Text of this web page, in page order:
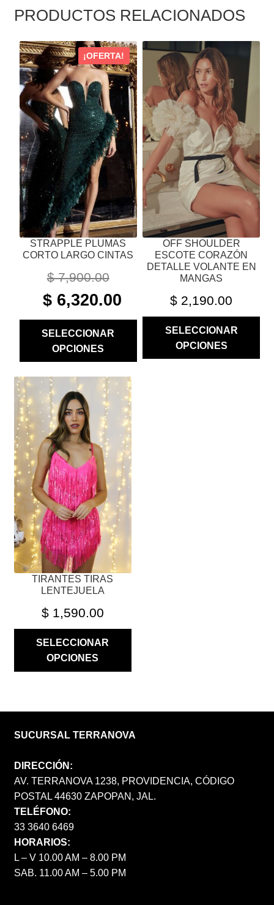
PRODUCTOS RELACIONADOS
STRAPPLE PLUMAS
CORTO LARGO CINTAS
¡OFERTA!
$7,900.00
ORIGINAL
PRICE
$ 7,900.00.
$6,320.00CURRENT
SELECCIONAR
OPCIONES
ESTE
PRODUCTO
TIENE
MÚLTIPLES
VARIANTES.
LAS
OPCIONES
SE
PUEDEN
ELEGIR
EN
LA
PÁGINA
DE
OFF SHOULDER
ESCOTE CORAZÓN
DETALLE VOLANTE EN
MANGAS
$ 2,190.00
SELECCIONAR
OPCIONES
ESTE
PRODUCTO
TIENE
MÚLTIPLES
VARIANTES.
LAS
OPCIONES
SE
PUEDEN
ELEGIR
EN
PÁGINA
PRODUCTO
TIRANTES TIRAS
LENTEJUELA
$1,590.00
SELECCIONAR
OPCIONES
ESTE
PRODUCTO
TIENE
MÚLTIPLES
VARIANTES.
LAS
OPCIONES
SE
PUEDEN
ELEGIR
EN
LA
PÁGINA
SUCURSAL TERRANOVA
DIRECCIÓN:
AV. TERRANOVA 1238, PROVIDENCIA, CÓDIGO
POSTAL 44630 ZAPOPAN, JAL.
TELÉFONO:
33 3640 6469
HORARIOS:
L – V 10.00 AM – 8.00 PM
SAB. 11.00 AM – 5.00 PM